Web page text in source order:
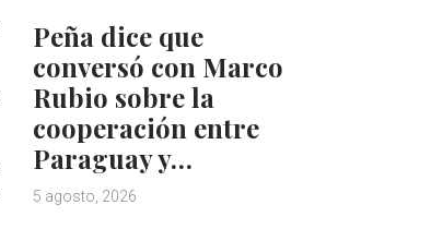
Peña dice que
conversó con Marco
Rubio sobre la
cooperación entre
Paraguay y…
5 agosto, 2026